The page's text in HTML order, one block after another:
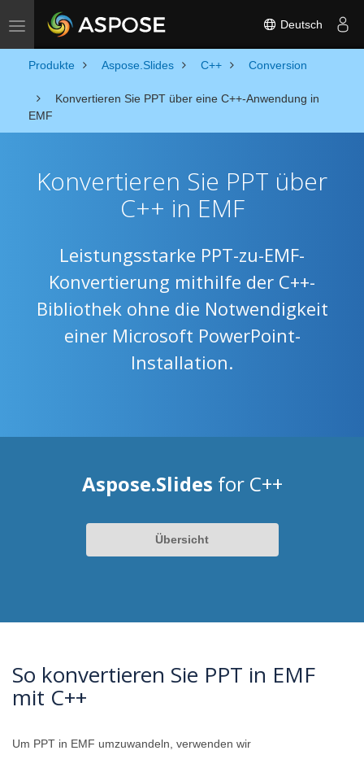
Toggle navigation Deutsch
Produkte Aspose.Slides C++ Conversion
Konvertieren Sie PPT über eine C++-Anwendung in
EMF
Konvertieren Sie PPT über
C++ in EMF
Leistungsstarke PPT-zu-EMF-
Konvertierung mithilfe der C++-
Bibliothek ohne die Notwendigkeit
einer Microsoft PowerPoint-
Installation.
Aspose.Slides for C++
Übersicht
So konvertieren Sie PPT in EMF
mit C++
Um PPT in EMF umzuwandeln, verwenden wir